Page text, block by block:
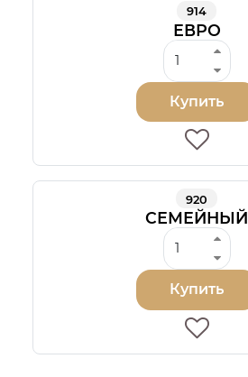
914
ЕВРО
Купить
920
СЕМЕЙНЫЙ
Купить